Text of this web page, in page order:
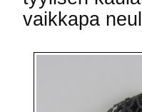
vaikkapa